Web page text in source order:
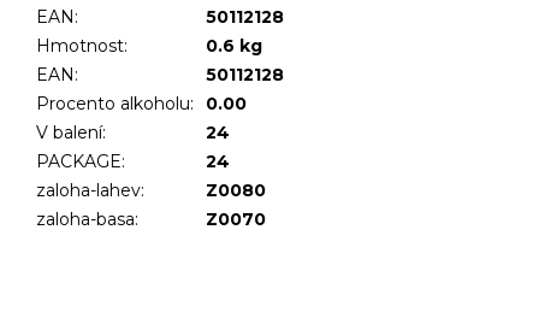
EAN:
50112128
Hmotnost:
0.6 kg
EAN:
50112128
Procento alkoholu:
0.00
V balení:
24
PACKAGE:
24
zaloha-lahev:
Z0080
zaloha-basa: Z0070